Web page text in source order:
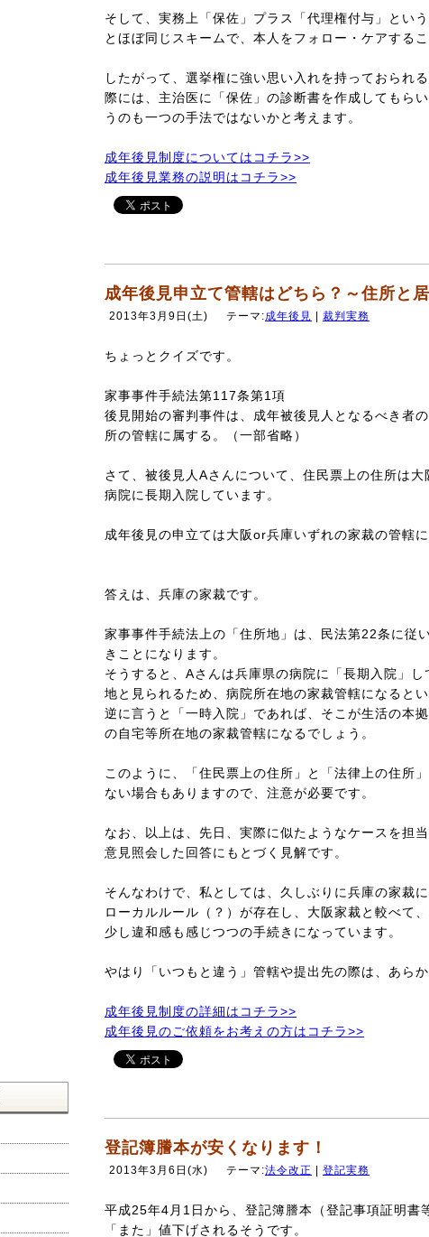
そして、実務上「保佐」プラス「代理権付与」とい
とほぼ同じスキームで、本人をフォロー・ケアするこ
したがって、選挙権に強い思い入れを持っておられ
際には、主治医に「保佐」の診断書を作成してもら
うのも一つの手法ではないかと考えます。
成年後見制度についてはコチラ>>
成年後見業務の説明はコチラ>>
成年後見申立て管轄はどちら？～住所と
2013年3月9日(土) テーマ:成年後見 裁判実務
ちょっとクイズです。
家事事件手続法第117条第1項
後見開始の審判事件は、成年被後見人となるべき者
所の管轄に属する。（一部省略）
さて、被後見人Aさんについて、住民票上の住所は
病院に長期入院しています。
成年後見の申立ては大阪or兵庫いずれの家裁の管轄
答えは、兵庫の家裁です。
家事事件手続法上の「住所地」は、民法第22条に従
きことになります。
そうすると、Aさんは兵庫県の病院に「長期入院」
地と見られるため、病院所在地の家裁管轄になるとい
逆に言うと「一時入院」であれば、そこが生活の本
の自宅等所在地の家裁管轄になるでしょう。
このように、「住民票上の住所」と「法律上の住所
ない場合もありますので、注意が必要です。
なお、以上は、先日、実際に似たようなケースを担
意見照会した回答にもとづく見解です。
そんなわけで、私としては、久しぶりに兵庫の家裁
ローカルルール（？）が存在し、大阪家裁と較べて
少し違和感も感じつつの手続きになっています。
やはり「いつもと違う」管轄や提出先の際は、あらか
成年後見制度の詳細はコチラ>>
成年後見のご依頼をお考えの方はコチラ>>
登記簿謄本が安くなります！
2013年3月6日(水) テーマ:法令改正 登記実務
平成25年4月1日から、登記簿謄本（登記事項証明書
「また」値下げされるそうです。